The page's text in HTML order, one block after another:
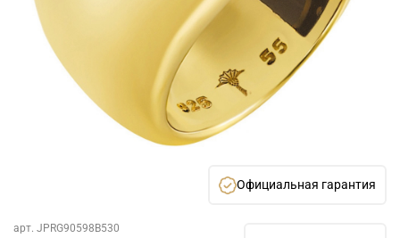
Официальная гарантия
арт. JPRG90598B530